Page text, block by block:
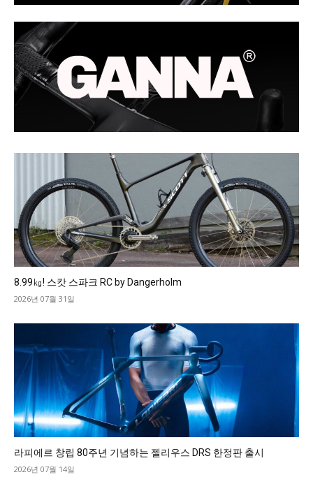
8.99㎏! 스캇 스파크 RC by Dangerholm
2026년 07월 31일
라피에르 창립 80주년 기념하는 젤리우스 DRS 한정판 출시
2026년 07월 14일